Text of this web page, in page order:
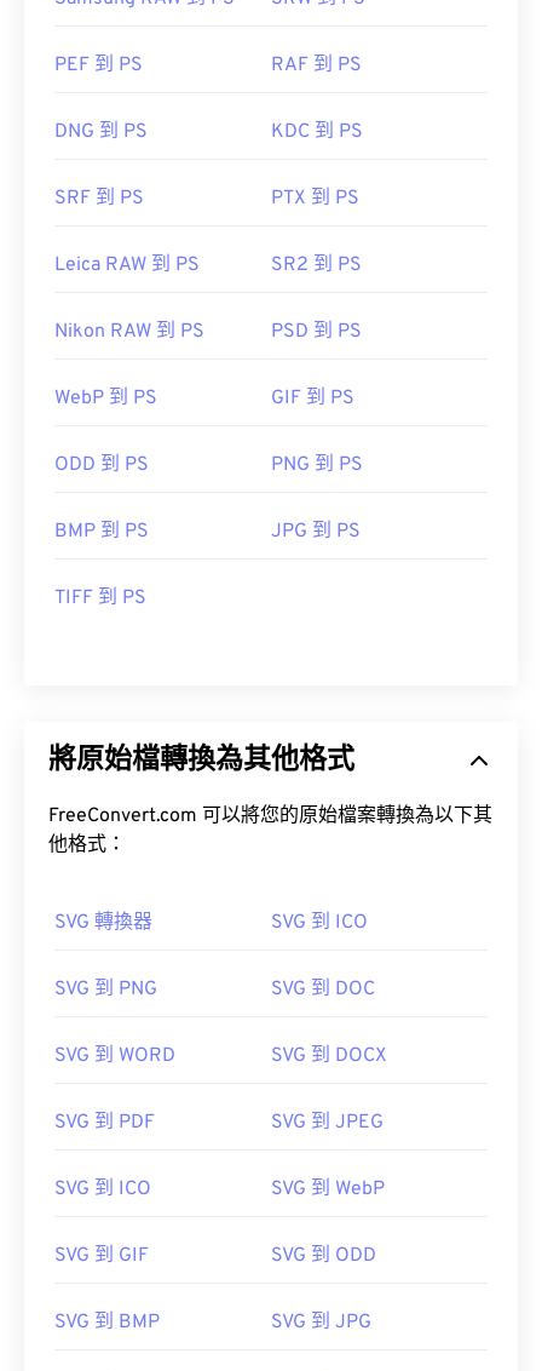
PEF 到 PS RAF 到 PS
DNG 到 PS KDC 到 PS
SRF 到 PS PTX 到 PS
Leica RAW 到 PS SR2 到 PS
Nikon RAW 到 PS PSD 到 PS
WebP 到 PS GIF 到 PS
ODD 到 PS PNG 到 PS
BMP 到 PS JPG 到 PS
TIFF 到 PS
將原始檔轉換為其他格式
FreeConvert.com 可以將您的原始檔案轉換為以下其
他格式：
SVG 轉換器 SVG 到 ICO
SVG 到 PNG SVG 到 DOC
SVG 到 WORD SVG 到 DOCX
SVG 到 PDF SVG 到 JPEG
SVG 到 ICO SVG 到 WebP
SVG 到 GIF SVG 到 ODD
SVG 到 BMP SVG 到 JPG